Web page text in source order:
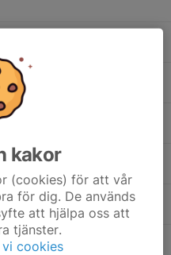
kakor
(cookies) för att vår
för dig. De används
att hjälpa oss att
tjänster.
vi cookies